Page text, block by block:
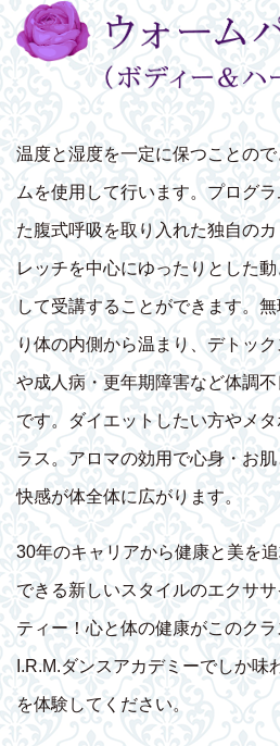
温度と湿度を一定に保つことの
ムを使用して行います。プログ
た腹式呼吸を取り入れた独自の
レッチを中心にゆったりとした
して受講することができます。
り体の内側から温まり、デトッ
や成人病・更年期障害など体調
です。ダイエットしたい方やメ
ラス。アロマの効用で心身・お
快感が体全体に広がります。
30年のキャリアから健康と美を
できる新しいスタイルのエクサ
ティー！心と体の健康がこのク
I.R.M.ダンスアカデミーでしか味
を体験してください。